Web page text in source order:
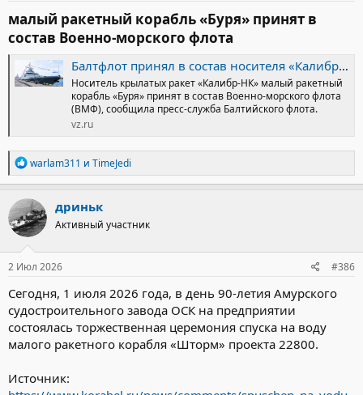
малый ракетный корабль «Буря» принят в
состав Военно-морского флота​
Балтфлот принял в состав носителя «Калибров» корабль «Буря»
Носитель крылатых ракет «Калибр-НК» малый ракетный
корабль «Буря» принят в состав Военно-морского флота
(ВМФ), сообщила пресс-служба Балтийского флота.
vz.ru
Р
е
а
к
ц
и
и
:
warlam311 и TimeJedi
дриньк
Активный участник
2 Июл 2026 #386
Сегодня, 1 июля 2026 года, в день 90-летия Амурского
судостроительного завода ОСК на предприятии
состоялась торжественная церемония спуска на воду
малого ракетного корабля «Шторм» проекта 22800.
Источник: